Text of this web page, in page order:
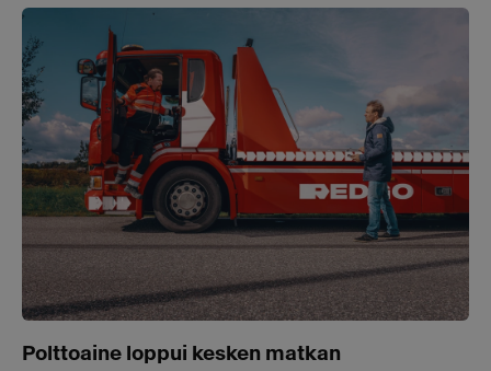
Polttoaine loppui kesken matkan